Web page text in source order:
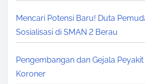
Mencari Potensi Baru! Duta
Sosialisasi di SMAN 2 Berau
Pengembangan dan Gejala
Koroner